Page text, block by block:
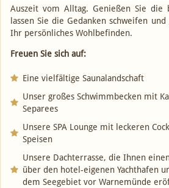
Auszeit vom Alltag. Genießen Sie die
lassen Sie die Gedanken schweifen
Ihr persönliches Wohlbefinden.
Freuen Sie sich auf:
Eine vielfältige Saunalandschaft
Unser großes Schwimmbecken mit
Separees
Unsere SPA Lounge mit leckeren
Speisen
Unsere Dachterrasse, die Ihnen
über den hotel-eigenen Yachthafen
dem Seegebiet vor Warnemünde